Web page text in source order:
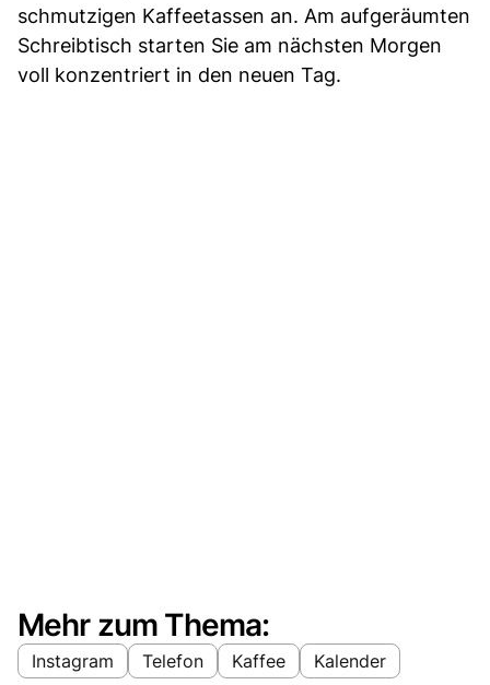
schmutzigen Kaffeetassen an. Am aufgeräumten
Schreibtisch starten Sie am nächsten Morgen
voll konzentriert in den neuen Tag.
Mehr zum Thema:
Instagram Telefon Kaffee Kalender